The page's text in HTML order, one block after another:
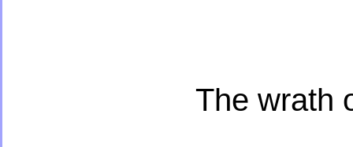
The wrath